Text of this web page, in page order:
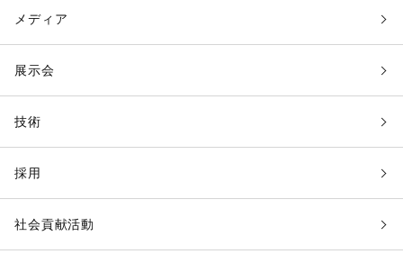
メディア
展示会
技術
採用
社会貢献活動